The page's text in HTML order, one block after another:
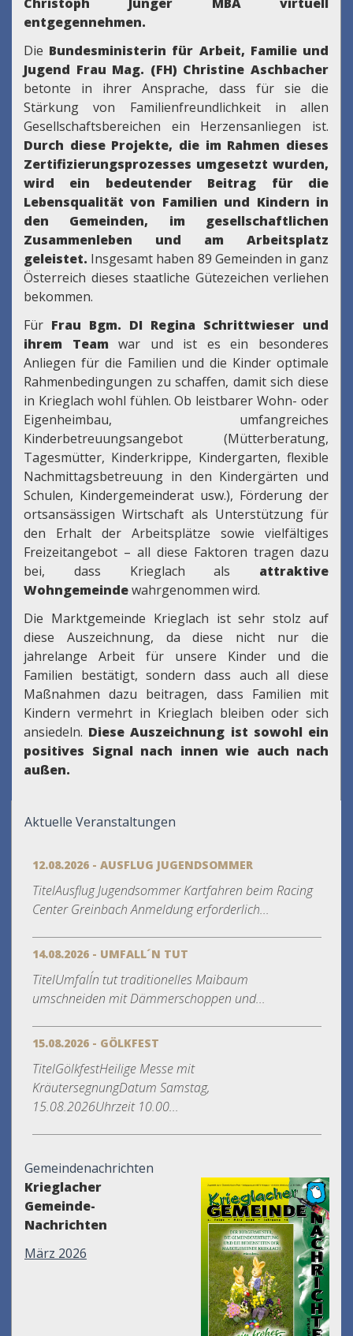
entgegennehmen.
Die Bundesministerin für Arbeit, Familie und
Jugend Frau Mag. (FH) Christine Aschbacher
betonte in ihrer Ansprache, dass für sie die
Stärkung von Familienfreundlichkeit in allen
Gesellschaftsbereichen ein Herzensanliegen ist.
Durch diese Projekte, die im Rahmen dieses
Zertifizierungsprozesses umgesetzt wurden,
wird ein bedeutender Beitrag für die
Lebensqualität von Familien und Kindern in
den Gemeinden, im gesellschaftlichen
Zusammenleben und am Arbeitsplatz
geleistet. Insgesamt haben 89 Gemeinden in ganz
Österreich dieses staatliche Gütezeichen verliehen
bekommen.
Für Frau Bgm. DI Regina Schrittwieser und
ihrem Teamwar und ist es ein besonderes
Anliegen für die Familien und die Kinder optimale
Rahmenbedingungen zu schaffen, damit sich diese
in Krieglach wohl fühlen. Ob leistbarer Wohn- oder
Eigenheimbau, umfangreiches
Kinderbetreuungsangebot (Mütterberatung,
Tagesmütter, Kinderkrippe, Kindergarten, flexible
Nachmittagsbetreuung in den Kindergärten und
Schulen, Kindergemeinderat usw.), Förderung der
ortsansässigen Wirtschaft als Unterstützung für
den Erhalt der Arbeitsplätze sowie vielfältiges
Freizeitangebot – all diese Faktoren tragen dazu
bei, dass Krieglach als attraktive
Wohngemeindewahrgenommen wird.
Die Marktgemeinde Krieglach ist sehr stolz auf
diese Auszeichnung, da diese nicht nur die
jahrelange Arbeit für unsere Kinder und die
Familien bestätigt, sondern dass auch all diese
Maßnahmen dazu beitragen, dass Familien mit
Kindern vermehrt in Krieglach bleiben oder sich
ansiedeln. Diese Auszeichnung ist sowohl ein
positives Signal nach innen wie auch nach
außen.
Aktuelle Veranstaltungen
12.08.2026 - AUSFLUG JUGENDSOMMER
TitelAusflug Jugendsommer Kartfahren beim Racing
Center Greinbach Anmeldung erforderlich...
14.08.2026 - UMFALL´N TUT
TitelUmfall´n tut traditionelles Maibaum
umschneiden mit Dämmerschoppen und...
15.08.2026 - GÖLKFEST
TitelGölkfestHeilige Messe mit
KräutersegnungDatum Samstag,
15.08.2026Uhrzeit 10.00...
Gemeindenachrichten
Krieglacher
Gemeinde-
Nachrichten
März 2026